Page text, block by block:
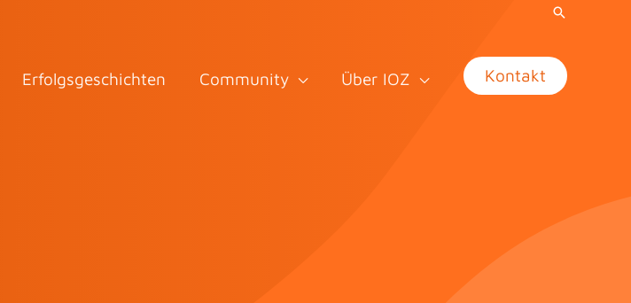
Erfolgsgeschichten Community Über IOZ Kontakt